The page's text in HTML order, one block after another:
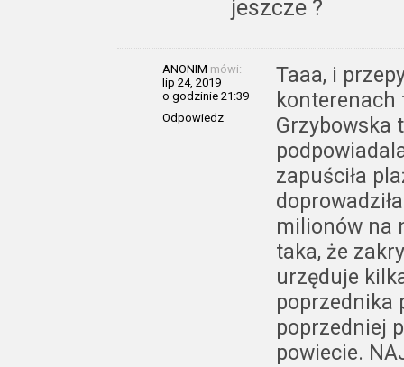
jeszcze ?
ANONIM mówi:
lip 24, 2019
o godzinie 21:39
Odpowiedz
Taaa, i
konterenach
Grzybowska
zapuściła
milionów na
taka, że
urzęduje
poprzednika
poprzedniej
powiecie.